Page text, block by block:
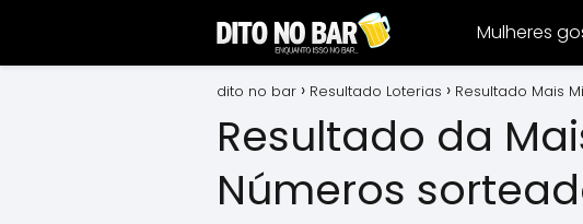
Mulheres
dito no bar Resultado Loterias Resultado Mais
Resultado da
Números